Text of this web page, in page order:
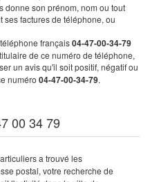
donne son prénom, nom ou tout
factures de téléphone, ou
français04-47-00-34-79
de ce numéro de téléphone,
un avis qu'il soit positif, négatif ou
numéro 04-47-00-34-79.
00 34 79
a trouvé les
postal, votre recherche de